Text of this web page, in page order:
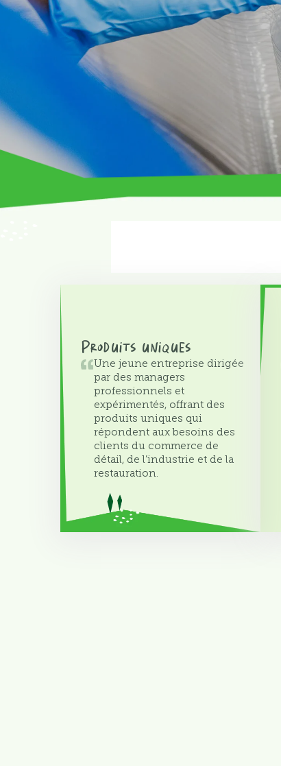
Produits uniques
Une jeune entreprise dirigée
par des managers
professionnels et
expérimentés, offrant des
produits uniques qui
répondent aux besoins des
clients du commerce de
détail, de l’industrie et de la
restauration.